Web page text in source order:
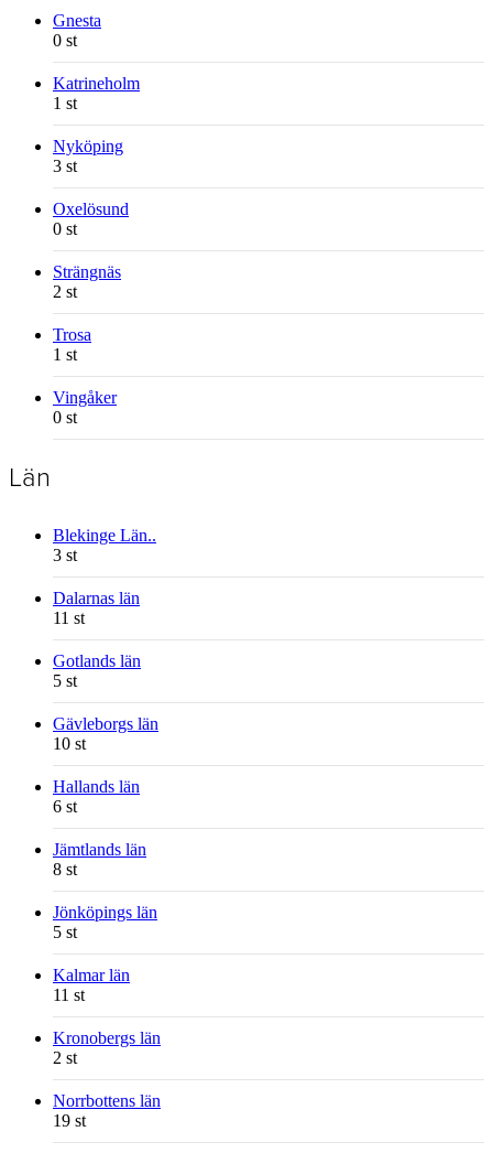
Gnesta
0 st
Katrineholm
1 st
Nyköping
3 st
Oxelösund
0 st
Strängnäs
2 st
Trosa
1 st
Vingåker
0 st
Län
Blekinge Län..
3 st
Dalarnas län
11 st
Gotlands län
5 st
Gävleborgs län
10 st
Hallands län
6 st
Jämtlands län
8 st
Jönköpings län
5 st
Kalmar län
11 st
Kronobergs län
2 st
Norrbottens län
19 st